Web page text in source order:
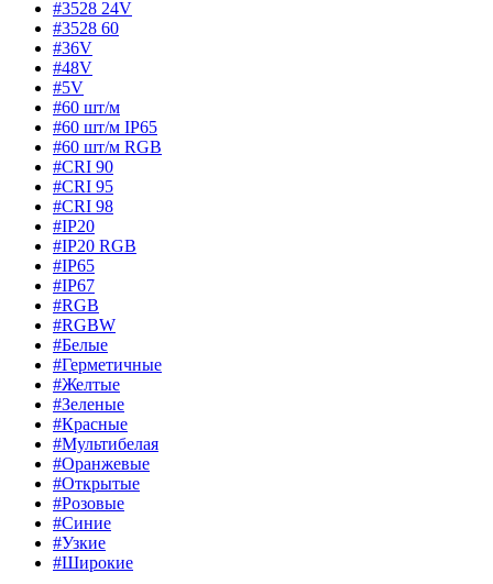
#3528 24V
#3528 60
#36V
#48V
#5V
#60 шт/м
#60 шт/м IP65
#60 шт/м RGB
#CRI 90
#CRI 95
#CRI 98
#IP20
#IP20 RGB
#IP65
#IP67
#RGB
#RGBW
#Белые
#Герметичные
#Желтые
#Зеленые
#Красные
#Мультибелая
#Оранжевые
#Открытые
#Розовые
#Синие
#Узкие
#Широкие